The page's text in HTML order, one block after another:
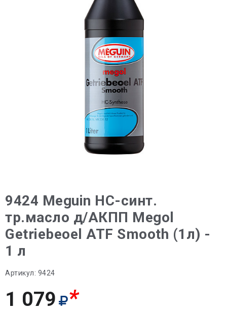
9424 Meguin НС-синт.
тр.масло д/АКПП Megol
Getriebeoel ATF Smooth (1л) -
1 л
Артикул: 9424
1 079 *